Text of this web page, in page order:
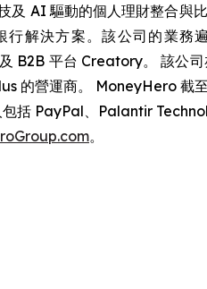
AI 驅動的個人理財整合與
解決方案。該公司的業務
B2B 平台 Creatory。 該公
的營運商。 MoneyHero 截
包括 PayPal、Palantir
。